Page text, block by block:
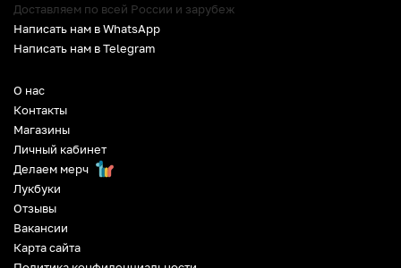
О нас
Контакты
Магазины
Личный кабинет
Делаем мерч
Лукбуки
Отзывы
Вакансии
Карта сайта
Доставляем по всей России и зарубеж
Написать нам в WhatsApp
Написать нам в Telegram